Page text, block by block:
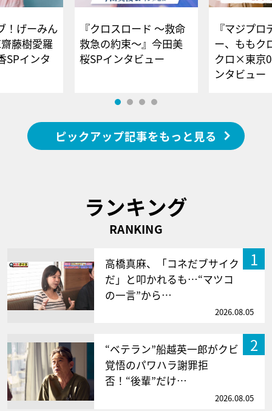
！げーみん
藤樹愛羅
SPインタ
『クロスロード ～救命
救急の約束～』今田美
桜SPインタビュー
『マジプロ
ー、ももク
クロ×東京
ンタビュー
ピックアップ記事をもっと見る
ランキング
RANKING
1
高橋真麻、「コネだブサイク
だ」と叩かれるも…“マツコ
の一言”から…
2026.08.05
2
“ベテラン”船越英一郎がクビ
覚悟のパワハラ謝罪拒
否！“後輩”だけ…
2026.08.05